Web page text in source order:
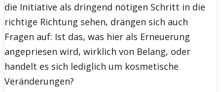
die Initiative als dringend nötigen Schritt in die
richtige Richtung sehen, drängen sich auch
Fragen auf: Ist das, was hier als Erneuerung
angepriesen wird, wirklich von Belang, oder
handelt es sich lediglich um kosmetische
Veränderungen?